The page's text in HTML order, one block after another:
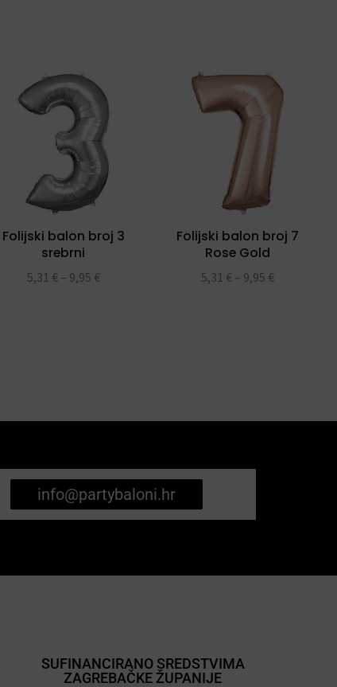
Folijski balon broj 3
srebrni
5,31 € – 9,95 €
Folijski balon broj 7
Rose Gold
5,31 € – 9,95 €
info@partybaloni.hr
SUFINANCIRANO SREDSTVIMA
ZAGREBAČKE ŽUPANIJE